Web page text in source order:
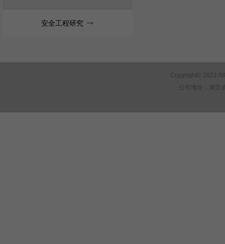
安全工程研究
Copyright© 2022
公司地址：湖